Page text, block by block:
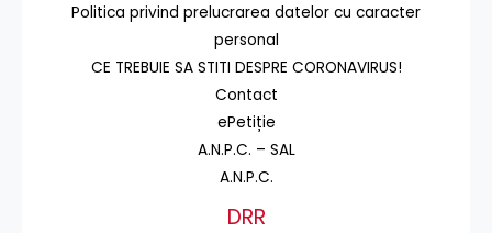
Politica privind prelucrarea datelor cu caracter
personal
CE TREBUIE SA STITI DESPRE CORONAVIRUS!
Contact
ePetiție
A.N.P.C. – SAL
A.N.P.C.
DRR